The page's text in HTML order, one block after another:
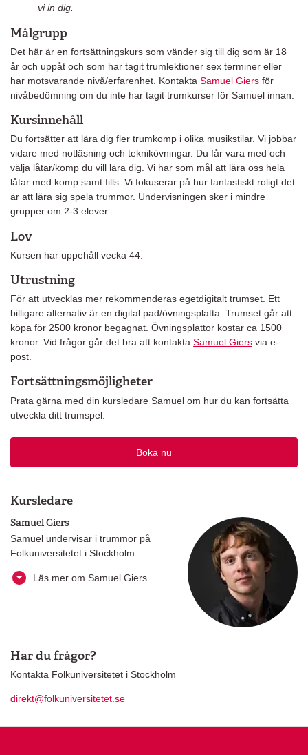
vi in dig.
Målgrupp
Det här är en fortsättningskurs som vänder sig till dig som är 18
år och uppåt och som har tagit trumlektioner sex terminer eller
har motsvarande nivå/erfarenhet. Kontakta Samuel Giers för
nivåbedömning om du inte har tagit trumkurser för Samuel innan.
Kursinnehåll
Du fortsätter att lära dig fler trumkomp i olika musikstilar. Vi jobbar
vidare med notläsning och teknikövningar. Du får vara med och
välja låtar/komp du vill lära dig. Vi har som mål att lära oss hela
låtar med komp samt fills. Vi fokuserar på hur fantastiskt roligt det
är att lära sig spela trummor. Undervisningen sker i mindre
grupper om 2-3 elever.
Lov
Kursen har uppehåll vecka 44.
Utrustning
För att utvecklas mer rekommenderas egetdigitalt trumset. Ett
billigare alternativ är en digital pad/övningsplatta. Trumset går att
köpa för 2500 kronor begagnat. Övningsplattor kostar ca 1500
kronor. Vid frågor går det bra att kontakta Samuel Giers via e-
post.
Fortsättningsmöjligheter
Prata gärna med din kursledare Samuel om hur du kan fortsätta
utveckla ditt trumspel.
Boka nu
Kursledare
Samuel Giers
Samuel undervisar i trummor på
Folkuniversitetet i Stockholm.
Läs mer om Samuel Giers
Har du frågor?
Kontakta Folkuniversitetet i Stockholm
direkt@folkuniversitetet.se